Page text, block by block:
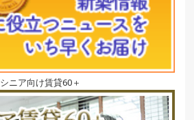
シニア向け賃貸60＋